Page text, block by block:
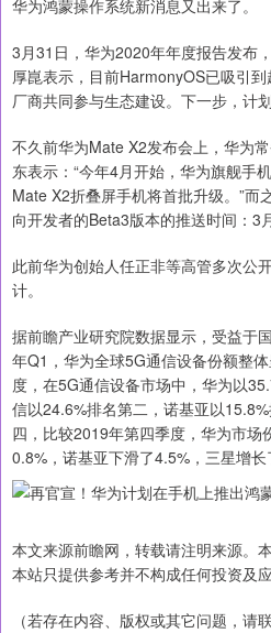
华为鸿蒙操作系统新消息又出来了。
3月31日，华为2020年年度报告发布
厚崑表示，目前HarmonyOS已吸引
厂商共同参与生态建设。下一步，计
不久前华为Mate X2发布会上，华为
东表示：“今年4月开始，华为旗舰手
Mate X2折叠屏手机将首批升级。”而
向开发者的Beta3版本的推送时间：3
此前华为创始人任正非等高管多次公
计。
据前瞻产业研究院数据显示，受益于
年Q1，华为全球5G通信设备份额整
度，在5G通信设备市场中，华为以
信以24.6%排名第二，诺基亚以
四，比较2019年第四季度，华为市场
0.8%，诺基亚下滑了4.5%，三星增长
本文来源前瞻网，转载请注明来源。
本站只提供参考并不构成任何投资及应
（若存在内容、版权或其它问题，请